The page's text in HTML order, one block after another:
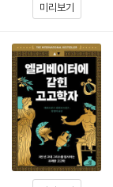
미리보기